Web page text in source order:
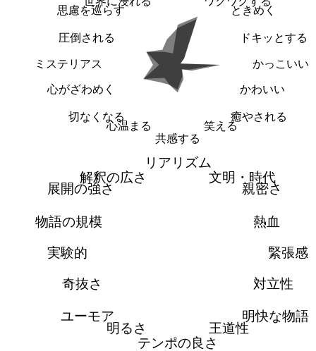
ときめく
ドキッとする
かっこいい
かわいい
癒やされる
笑える
共感する
心温まる
切なくなる
心がざわめく
ミステリアス
圧倒される
思慮を巡らす
リアリズム
文明・時代
親密さ
熱血
緊張感
対立性
明快な物語
王道性
テンポの良さ
明るさ
ユーモア
奇抜さ
実験的
物語の規模
展開の強さ
解釈の広さ